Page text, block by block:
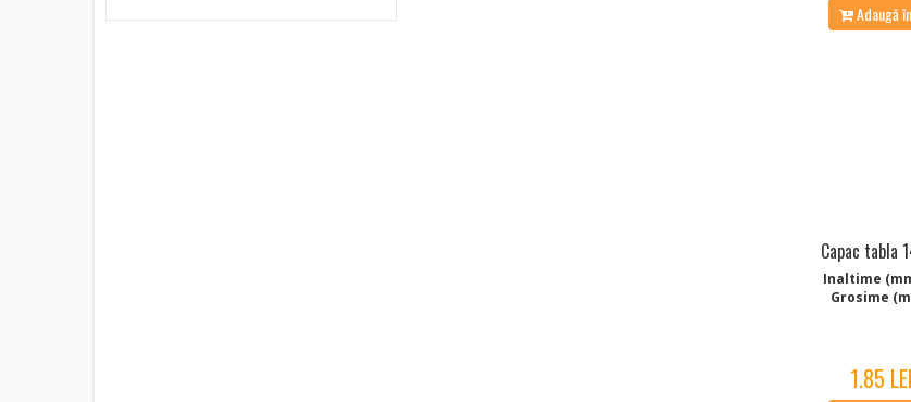
Adaugă
Capac tabla
Inaltime
Grosime
1.85 LEI